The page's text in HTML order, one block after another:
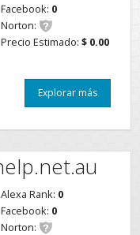
Facebook: 0
Norton:
Precio Estimado: $ 0.00
Explorar más
Alexa Rank: 0
Facebook: 0
Norton: